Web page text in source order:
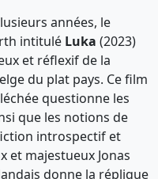
années, le
intitulé Luka (2023)
et réflexif de la
du plat pays. Ce film
questionne les
que les notions de
introspectif et
et majestueux Jonas
donne la réplique